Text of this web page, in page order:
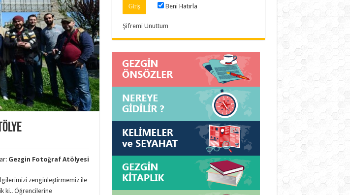
Gezgin Fotoğraf Atölyesi
zenginleştirmemiz ile
ki.. Öğrencilerine
Beni Hatırla
Şifremi Unuttum